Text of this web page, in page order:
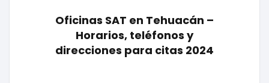
Oficinas SAT en Tehuacán –
Horarios, teléfonos y
direcciones para citas 2024